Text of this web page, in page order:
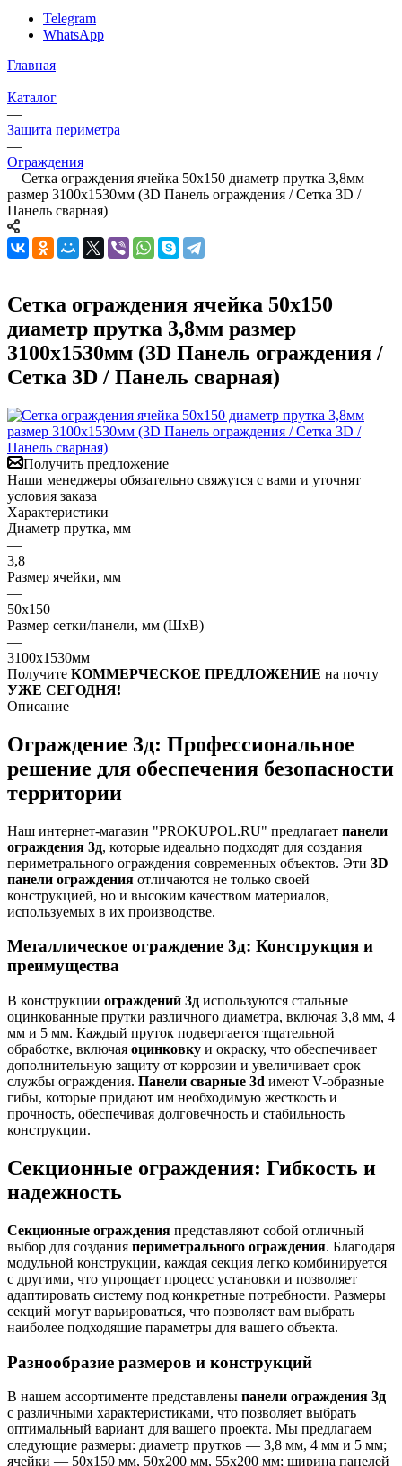
Telegram
WhatsApp
Главная
—
Каталог
—
Защита периметра
—
Ограждения
—Сетка ограждения ячейка 50х150 диаметр прутка 3,8мм
размер 3100x1530мм (3D Панель ограждения / Сетка 3D /
Панель сварная)
Сетка ограждения ячейка 50х150
диаметр прутка 3,8мм размер
3100x1530мм (3D Панель ограждения /
Сетка 3D / Панель сварная)
Получить предложение
Наши менеджеры обязательно свяжутся с вами и уточнят
условия заказа
Характеристики
Диаметр прутка, мм
—
3,8
Размер ячейки, мм
—
50х150
Размер сетки/панели, мм (ШхВ)
—
3100x1530мм
Получите КОММЕРЧЕСКОЕ ПРЕДЛОЖЕНИЕ на почту
УЖЕ СЕГОДНЯ!
Описание
Ограждение 3д: Профессиональное
решение для обеспечения безопасности
территории
Наш интернет-магазин "PROKUPOL.RU" предлагает панели
ограждения 3д, которые идеально подходят для создания
периметрального ограждения современных объектов. Эти 3D
панели ограждения отличаются не только своей
конструкцией, но и высоким качеством материалов,
используемых в их производстве.
Металлическое ограждение 3д: Конструкция и
преимущества
В конструкции ограждений 3д используются стальные
оцинкованные прутки различного диаметра, включая 3,8 мм, 4
мм и 5 мм. Каждый пруток подвергается тщательной
обработке, включая оцинковку и окраску, что обеспечивает
дополнительную защиту от коррозии и увеличивает срок
службы ограждения. Панели сварные 3d имеют V-образные
гибы, которые придают им необходимую жесткость и
прочность, обеспечивая долговечность и стабильность
конструкции.
Секционные ограждения: Гибкость и
надежность
Секционные ограждения представляют собой отличный
выбор для создания периметрального ограждения. Благодаря
модульной конструкции, каждая секция легко комбинируется
с другими, что упрощает процесс установки и позволяет
адаптировать систему под конкретные потребности. Размеры
секций могут варьироваться, что позволяет вам выбрать
наиболее подходящие параметры для вашего объекта.
Разнообразие размеров и конструкций
В нашем ассортименте представлены панели ограждения 3д
с различными характеристиками, что позволяет выбрать
оптимальный вариант для вашего проекта. Мы предлагаем
следующие размеры: диаметр прутков — 3,8 мм, 4 мм и 5 мм;
ячейки — 50х150 мм, 50х200 мм, 55х200 мм; ширина панелей